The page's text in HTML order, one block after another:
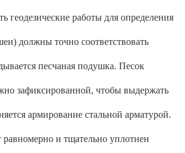
геодезические работы для определения
должны точно соответствовать
песчаная подушка. Песок
зафиксированной, чтобы выдержать
армирование стальной арматурой.
и тщательно уплотнен